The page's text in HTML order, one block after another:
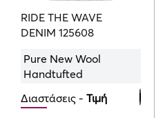
RIDE THE WAVE
DENIM 125608
Pure New Wool
Handtufted
Διαστάσεις -Τιμή